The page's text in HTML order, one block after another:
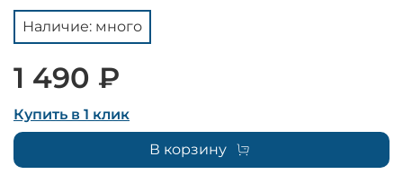
Наличие: много
1 490 ₽
Купить в 1 клик
В корзину